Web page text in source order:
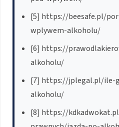
[5] https://beesafe.pl/
wplywem-alkoholu/
[6] https://
alkoholu/
[7] https://jplegal.pl/ile-
alkoholu/
[8] https://